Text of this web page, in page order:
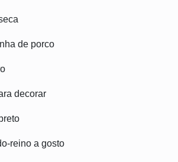
de porco
decorar
reino a gosto